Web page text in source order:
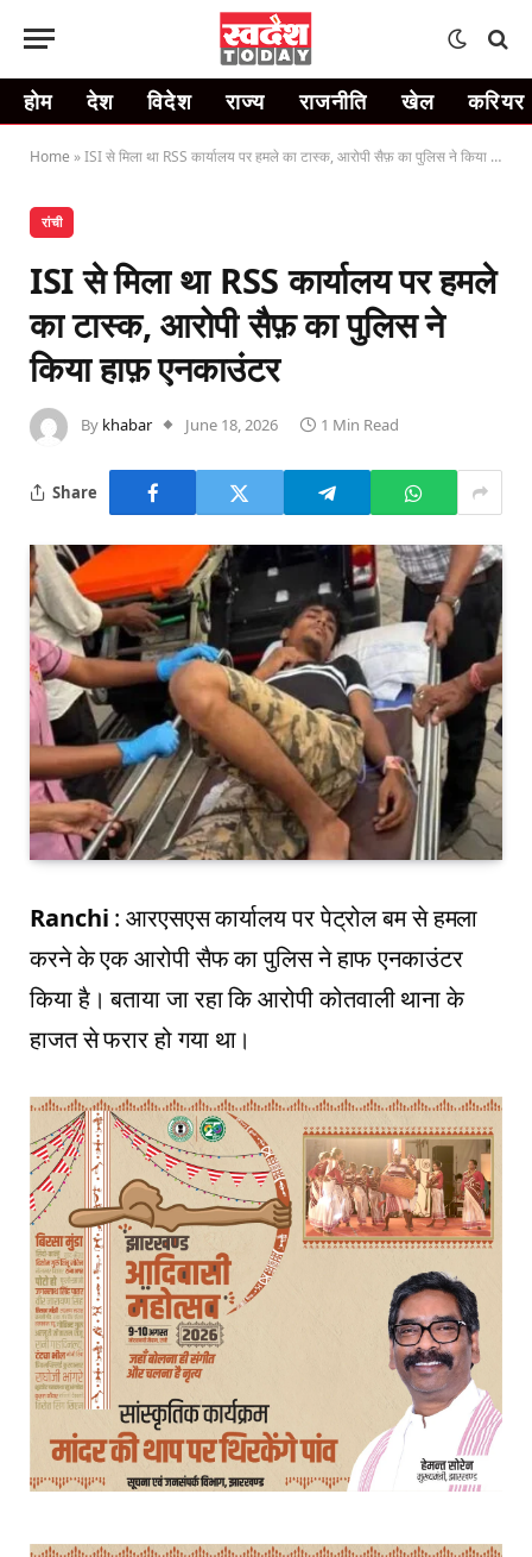
होम देश विदेश राज्य राजनीति खेल करियर
Home »ISI से मिला था RSS कार्यालय पर हमले का टास्क, आरोपी सैफ़ का पुलिस ने किया हाफ़ एनकाउंटर
रांची
ISI से मिला था RSS कार्यालय पर हमले
का टास्क, आरोपी सैफ़ का पुलिस ने
किया हाफ़ एनकाउंटर
By khabar June 18, 2026 1 Min Read
Share
Ranchi : आरएसएस कार्यालय पर पेट्रोल बम से हमला
करने के एक आरोपी सैफ का पुलिस ने हाफ एनकाउंटर
किया है। बताया जा रहा कि आरोपी कोतवाली थाना के
हाजत से फरार हो गया था।